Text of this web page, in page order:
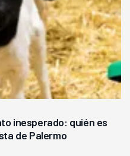
inesperado: quién es
de Palermo